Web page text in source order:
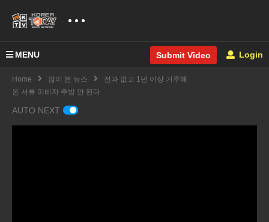
MENU Submit Video Login
Home 많이 본 뉴스
전과 없고 1년 이상 거주해
온 서류 미비자 추방 안 된다
AUTO NEXT